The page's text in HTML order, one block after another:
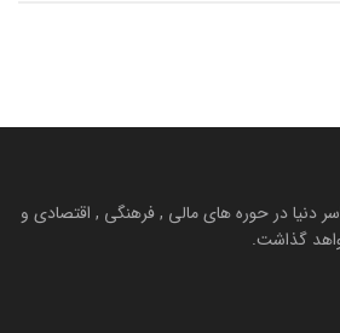
دنیا در حوره های مالی , فرهنگی , اقتصادی و
گذاشت.